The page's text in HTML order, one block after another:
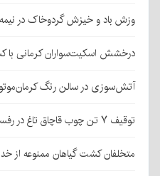
وزش باد و خیزش گردوخاک در
درخشش اسکیت‌سواران کرمانی
آتش‌سوزی در سالن رنگ
توقیف ۷ تن چوب قاچاق تاغ در رفسنجان
متخلفان کشت گیاهان ممنوعه از